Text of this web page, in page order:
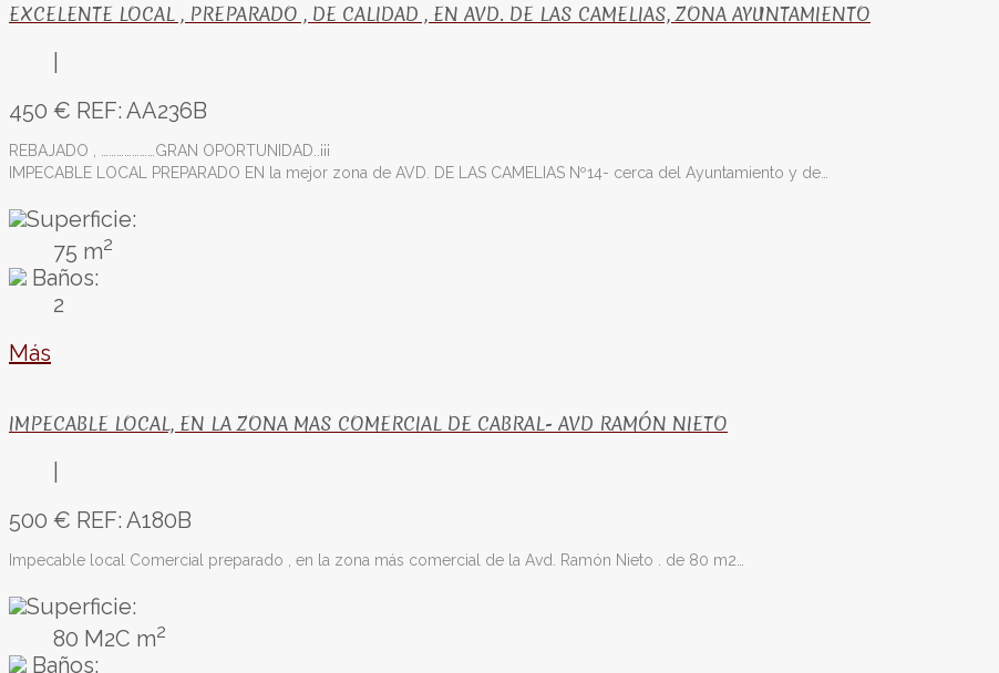
EXCELENTE LOCAL , PREPARADO , DE CALIDAD , EN AVD. DE LAS CAMELIAS, ZONA AYUNTAMIENTO
450 € REF: AA236B
REBAJADO , …………………GRAN OPORTUNIDAD..¡¡¡
IMPECABLE LOCAL PREPARADO EN la mejor zona de AVD. DE LAS CAMELIAS Nº14- cerca del Ayuntamiento y de…
Superficie:
75 m2
Baños:
2
Más
IMPECABLE LOCAL, EN LA ZONA MAS COMERCIAL DE CABRAL- AVD RAMÓN NIETO
500 € REF: A180B
Impecable local Comercial preparado , en la zona más comercial de la Avd. Ramón Nieto . de 80 m2…
Superficie:
80 M2C m2
Baños: